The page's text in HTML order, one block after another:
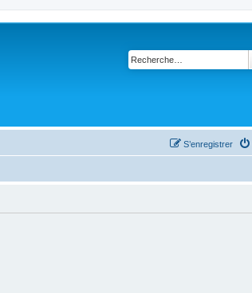
S’enregistrer